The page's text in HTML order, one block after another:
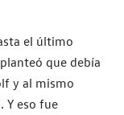
el último
que debía
y al mismo
Y eso fue